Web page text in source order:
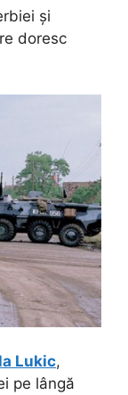
și
doresc
Lukic,
pe lângă